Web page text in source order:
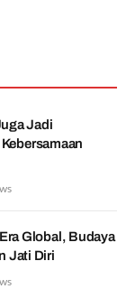
Jadi
Global, Budaya
Jati Diri